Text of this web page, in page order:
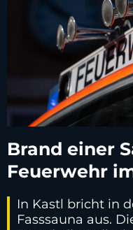
Brand einer
Feuerwehr
In Kastl bricht in
Fasssauna aus.